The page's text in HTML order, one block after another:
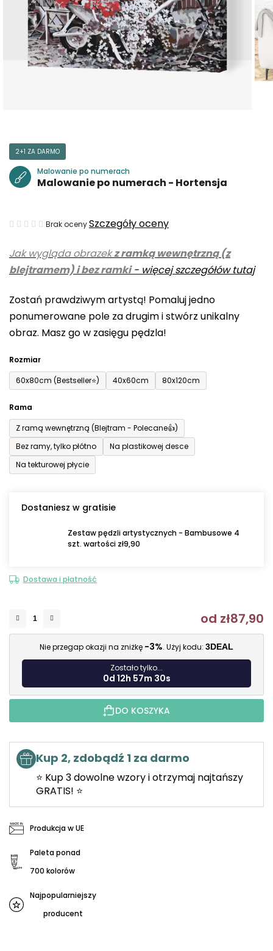
Jak wygląda obrazekz ramką wewnętrzną (z
blejtramem) i bez ramki- więcej szczegółów tutaj
Zostań prawdziwym artystą! Pomaluj jedno
ponumerowane pole za drugim i stwórz unikalny
obraz. Masz go w zasięgu pędzla!
Rozmiar
60x80cm (Bestseller⭐)
40x60cm 80x120cm
Rama
Z ramą wewnętrzną (Blejtram - Polecane👍)
Bez ramy, tylko płótno
Na plastikowej desce
Na tekturowej płycie
Dostaniesz w gratisie
Zestaw pędzli artystycznych - Bambusowe 4
szt. wartości zł9,90
Dostawa i płatność
od zł87,90
Nie przegap okazji na zniżkę -3%. Użyj kodu: 3DEAL
Zostało tylko...
0d 12h 57m 29s
DO KOSZYKA
Kup 2, zdobądź 1 za darmo
⭐ Kup 3 dowolne wzory i otrzymaj najtańszy
GRATIS! ⭐
Produkcja w UE
Paleta ponad
700 kolorów
Najpopularniejszy
producent
2+1 ZA DARMO
Malowanie po numerach
Malowanie po numerach - Hortensja
Średnia
produktu
wynosi
na
5
gwiazdek.
Brak ocenySzczegóły oceny